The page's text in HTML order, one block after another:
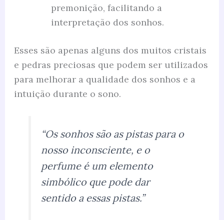
premonição, facilitando a
interpretação dos sonhos.
Esses são apenas alguns dos muitos cristais
e pedras preciosas que podem ser utilizados
para melhorar a qualidade dos sonhos e a
intuição durante o sono.
“Os sonhos são as pistas para o
nosso inconsciente, e o
perfume é um elemento
simbólico que pode dar
sentido a essas pistas.”